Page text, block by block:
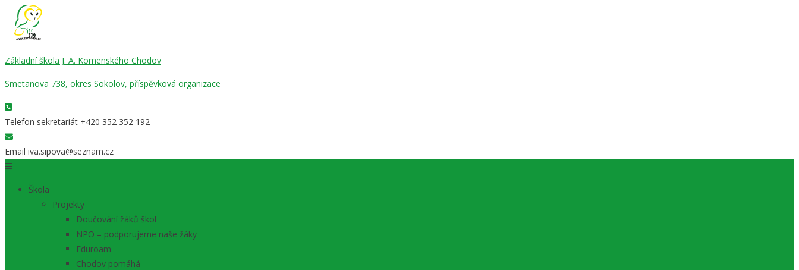
Základní škola J. A. Komenského Chodov
Smetanova 738, okres Sokolov, příspěvková organizace
Telefon sekretariát +420 352 352 192
Email iva.sipova@seznam.cz
Škola
Projekty
Doučování žáků škol
NPO – podporujeme naše žáky
Eduroam
Chodov pomáhá